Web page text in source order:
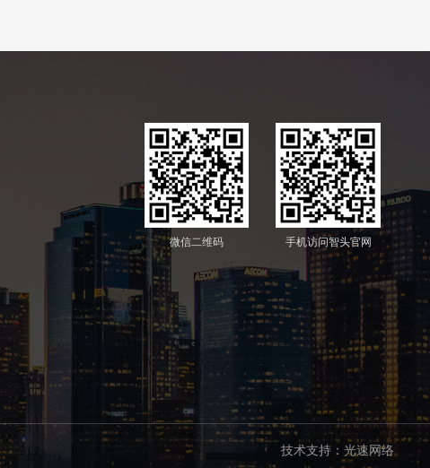
微信二维码 手机访问智头官网
技术支持：光速网络